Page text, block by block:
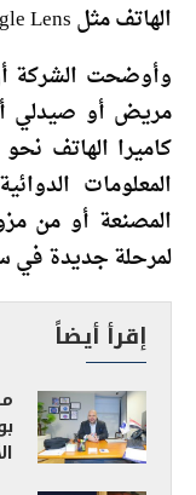
الهاتف مثل Google Lens.
وأوضحت الشركة
مريض أو صيدلي
كاميرا الهاتف
المعلومات
المصنعة أو من
لمرحلة جديدة في
إقرأ أيضاً